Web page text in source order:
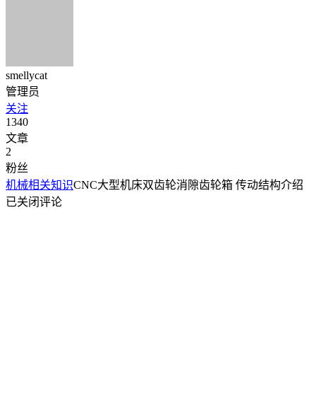
smellycat
管理员
关注
1340
文章
2
粉丝
机械相关知识CNC大型机床双齿轮消隙齿轮箱 传动结构介绍
已关闭评论